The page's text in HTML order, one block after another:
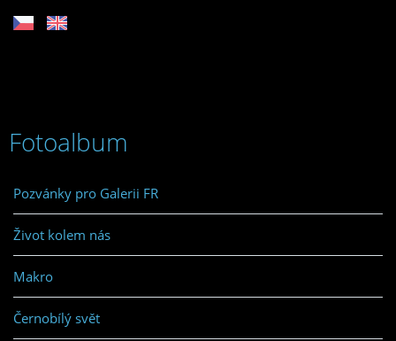
Fotoalbum
Pozvánky pro Galerii FR
Život kolem nás
Makro
Černobílý svět